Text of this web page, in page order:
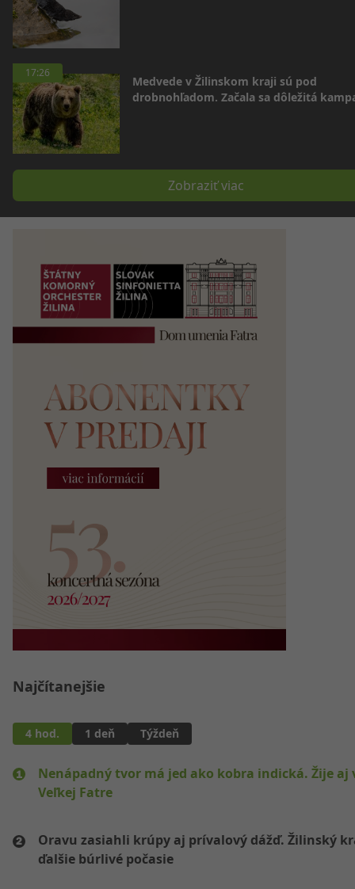
17:26
Medvede v Žilinskom kraji sú pod
drobnohľadom. Začala sa dôležitá
Zobraziť viac
Najčítanejšie
4 hod. 1 deň Týždeň
Nenápadný tvor má jed ako kobra indická. Žije aj
Veľkej Fatre
Oravu zasiahli krúpy aj prívalový dážď. Žilinský
ďalšie búrlivé počasie